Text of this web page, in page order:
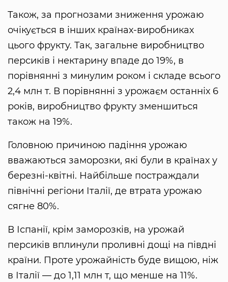
Також, за прогнозами зниження урожаю
очікується в інших країнах-виробниках
цього фрукту. Так, загальне виробництво
персиків і нектарину впаде до 19%, в
порівнянні з минулим роком і складе всього
2,4 млн т. В порівнянні з урожаєм останніх 6
років, виробництво фрукту зменшиться
також на 19%.
Головною причиною падіння урожаю
вважаються заморозки, які були в країнах у
березні-квітні. Найбільше постраждали
північні регіони Італії, де втрата урожаю
сягне 80%.
В Іспанії, крім заморозків, на урожай
персиків вплинули проливні дощі на півдні
країни. Проте урожайність буде вищою, ніж
в Італії — до 1,11 млн т, що менше на 11%.